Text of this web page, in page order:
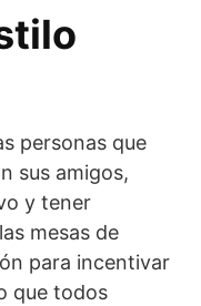
personas que
sus amigos,
y tener
mesas de
para incentivar
que todos